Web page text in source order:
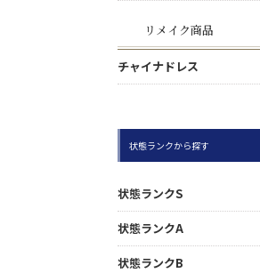
リメイク商品
チャイナドレス
状態ランクから探す
状態ランクS
状態ランクA
状態ランクB